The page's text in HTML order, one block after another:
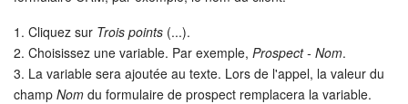
1. Cliquez sur Trois points (...).
2. Choisissez une variable. Par exemple, Prospect - Nom.
3. La variable sera ajoutée au texte. Lors de l'appel, la valeur du
champ Nom du formulaire de prospect remplacera la variable.